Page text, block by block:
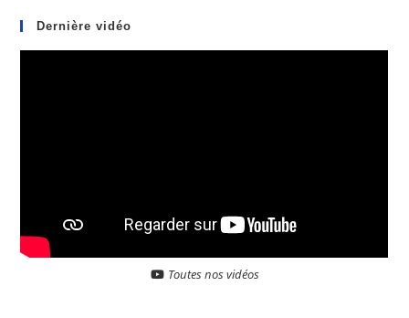
Dernière vidéo
Toutes nos vidéos